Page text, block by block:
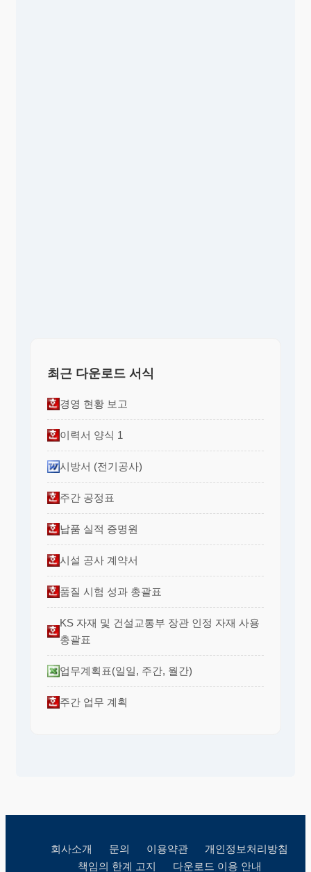
최근 다운로드 서식
경영 현황 보고
이력서 양식 1
시방서 (전기공사)
주간 공정표
납품 실적 증명원
시설 공사 계약서
품질 시험 성과 총괄표
KS 자재 및 건설교통부 장관 인정 자재 사용
총괄표
업무계획표(일일, 주간, 월간)
주간 업무 계획
회사소개 문의 이용약관
개인정보처리방침
책임의 한계 고지
다운로드 이용 안내